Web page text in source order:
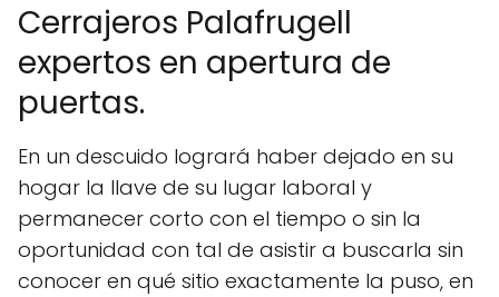
Cerrajeros Palafrugell
expertos en apertura de
puertas.
En un descuido logrará haber dejado en su
hogar la llave de su lugar laboral y
permanecer corto con el tiempo o sin la
oportunidad con tal de asistir a buscarla sin
conocer en qué sitio exactamente la puso, en